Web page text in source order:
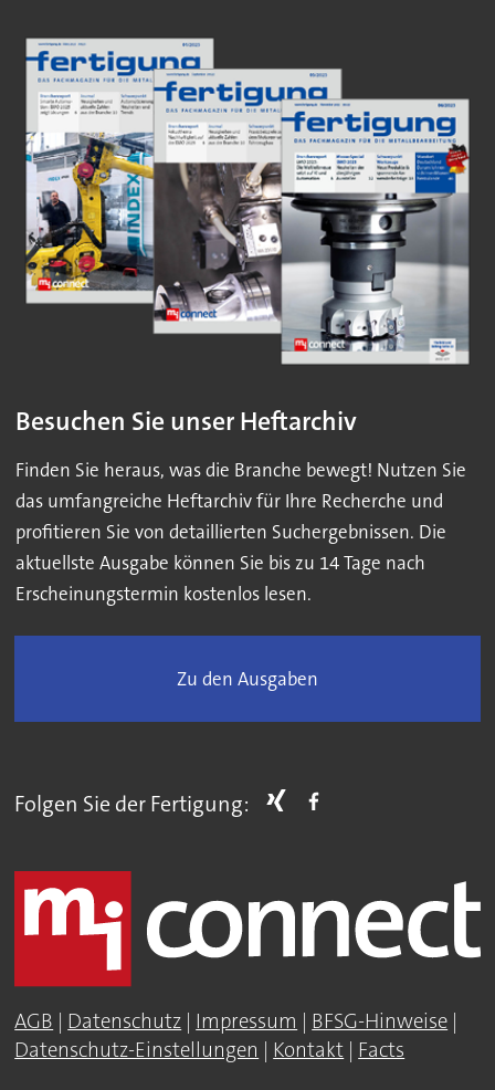
Besuchen Sie unser Heftarchiv
Finden Sie heraus, was die Branche bewegt! Nutzen Sie
das umfangreiche Heftarchiv für Ihre Recherche und
profitieren Sie von detaillierten Suchergebnissen. Die
aktuellste Ausgabe können Sie bis zu 14 Tage nach
Erscheinungstermin kostenlos lesen.
Zu den Ausgaben
Folgen Sie der Fertigung:
AGB | Datenschutz | Impressum | BFSG-Hinweise |
Datenschutz-Einstellungen | Kontakt | Facts